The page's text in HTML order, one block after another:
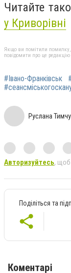
Читайте
у Криворівні
Якщо ви помітили помилку,
повідомити про це редакцію
#Івано-Франківськ
Руслана
Авторизуйтесь, щоб
Поділіться та
Коментарі